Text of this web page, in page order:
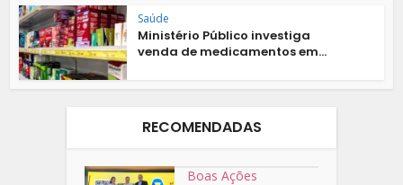
Saúde
Ministério Público investiga
venda de medicamentos em...
RECOMENDADAS
Boas Ações